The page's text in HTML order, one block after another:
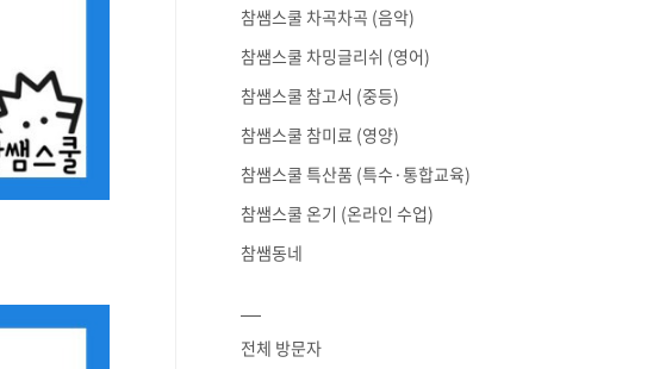
참쌤스쿨 차곡차곡 (음악)
참쌤스쿨 차밍글리쉬 (영어)
참쌤스쿨 참고서 (중등)
참쌤스쿨 참미료 (영양)
참쌤스쿨 특산품 (특수·통합교육)
참쌤스쿨 온기 (온라인 수업)
참쌤동네
전체 방문자